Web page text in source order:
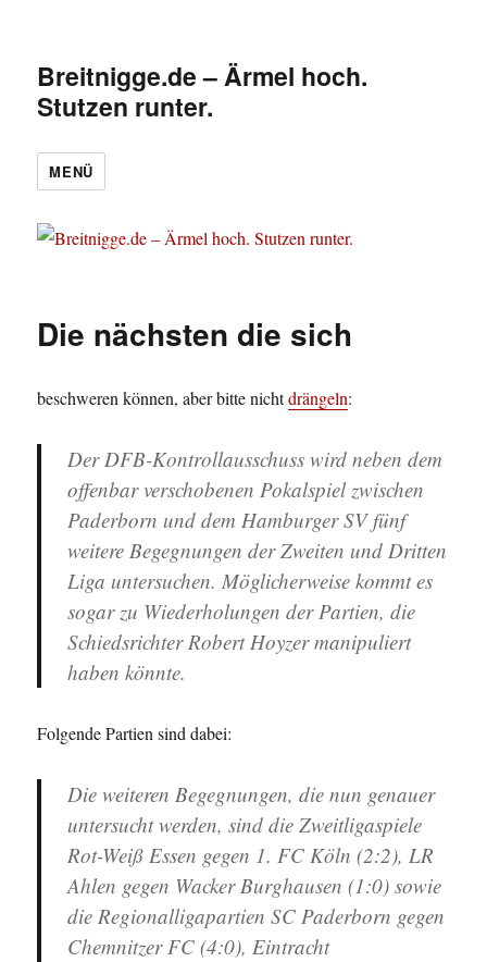
Breitnigge.de – Ärmel hoch.
Stutzen runter.
MENÜ
Die nächsten die sich
beschweren können, aber bitte nichtdrängeln:
Der DFB-Kontrollausschuss wird neben dem
offenbar verschobenen Pokalspiel zwischen
Paderborn und dem Hamburger SV fünf
weitere Begegnungen der Zweiten und Dritten
Liga untersuchen. Möglicherweise kommt es
sogar zu Wiederholungen der Partien, die
Schiedsrichter Robert Hoyzer manipuliert
haben könnte.
Folgende Partien sind dabei:
Die weiteren Begegnungen, die nun genauer
untersucht werden, sind die Zweitligaspiele
Rot-Weiß Essen gegen 1. FC Köln (2:2), LR
Ahlen gegen Wacker Burghausen (1:0) sowie
die Regionalligapartien SC Paderborn gegen
Chemnitzer FC (4:0), Eintracht